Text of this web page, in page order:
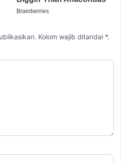
Kolom wajib ditandai *.